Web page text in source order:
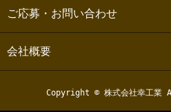
ご応募・お問い合わせ
会社概要
Copyright © 株式会社幸工